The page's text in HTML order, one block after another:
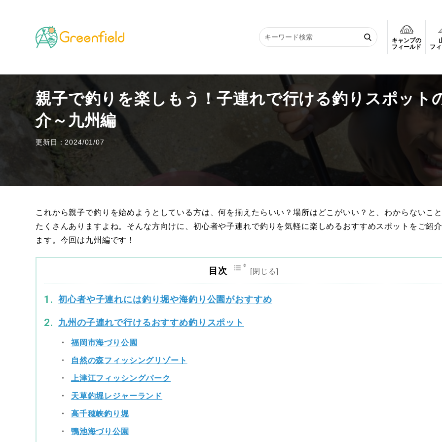
キャンプの
フィールド
フ
TOP 海・川・湖のフィールド 親子で釣りを楽しもう！子連れで行ける釣りスポットの紹介～九州編
親子で釣りを楽しもう！子連れで行ける釣りスポット
介～九州編
更新日：2024/01/07
これから親子で釣りを始めようとしている方は、何を揃えたらいい？場所はどこがいい？と、わからないこ
たくさんありますよね。そんな方向けに、初心者や子連れで釣りを気軽に楽しめるおすすめスポットをご紹
ます。今回は九州編です！
目次
初心者や子連れには釣り堀や海釣り公園がおすすめ
九州の子連れで行けるおすすめ釣りスポット
福岡市海づり公園
自然の森フィッシングリゾート
上津江フィッシングパーク
天草釣堀レジャーランド
高千穂峡釣り堀
鴨池海づり公園